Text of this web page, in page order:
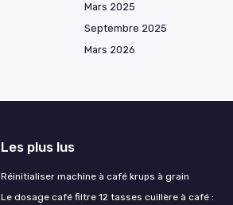
Mars 2025
Septembre 2025
Mars 2026
Les plus lus
Réinitialiser machine à café krups à grain
Le dosage café filtre 12 tasses cuillère à café :